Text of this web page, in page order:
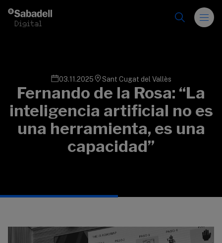
03.11.2025 Sant Cugat del Vallès
Fernando de la Rosa: “La
inteligencia artificial no es
una herramienta, es una
capacidad”